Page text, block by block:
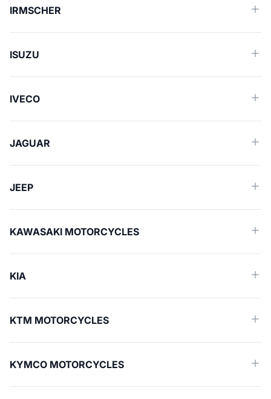
IRMSCHER
ISUZU
IVECO
JAGUAR
JEEP
KAWASAKI MOTORCYCLES
KIA
KTM MOTORCYCLES
KYMCO MOTORCYCLES